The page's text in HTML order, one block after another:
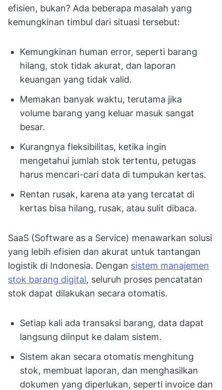
efisien, bukan? Ada beberapa masalah yang
kemungkinan timbul dari situasi tersebut:
Kemungkinan human error, seperti barang
hilang, stok tidak akurat, dan laporan
keuangan yang tidak valid.
Memakan banyak waktu, terutama jika
volume barang yang keluar masuk sangat
besar.
Kurangnya fleksibilitas, ketika ingin
mengetahui jumlah stok tertentu, petugas
harus mencari-cari data di tumpukan kertas.
Rentan rusak, karena ata yang tercatat di
kertas bisa hilang, rusak, atau sulit dibaca.
SaaS (Software as a Service) menawarkan solusi
yang lebih efisien dan akurat untuk tantangan
logistik di Indonesia. Dengan sistem manajemen
stok barang digital, seluruh proses pencatatan
stok dapat dilakukan secara otomatis.
Setiap kali ada transaksi barang, data dapat
langsung diinput ke dalam sistem.
Sistem akan secara otomatis menghitung
stok, membuat laporan, dan menghasilkan
dokumen yang diperlukan, seperti invoice dan